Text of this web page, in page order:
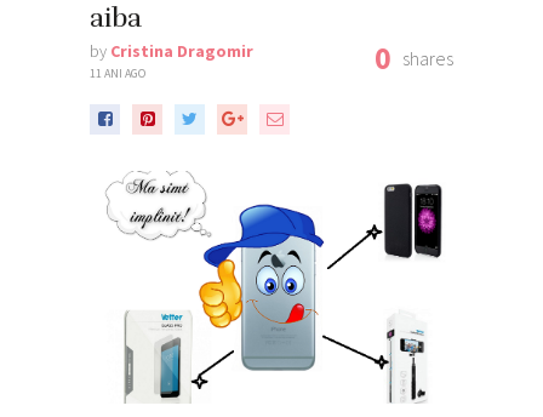
aiba
by Cristina Dragomir
11 ANI AGO 0 shares